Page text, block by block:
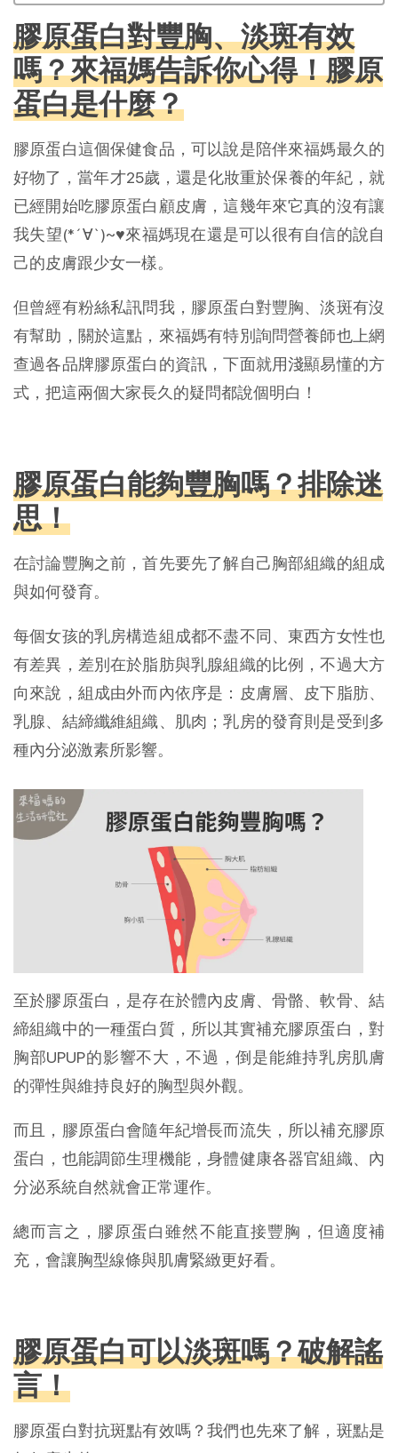
膠原蛋白對豐胸、淡斑有效
嗎？來福媽告訴你心得！膠原
蛋白是什麼？
膠原蛋白這個保健食品，可以說是陪伴來福媽最久的
好物了，當年才25歲，還是化妝重於保養的年紀，就
已經開始吃膠原蛋白顧皮膚，這幾年來它真的沒有讓
我失望(*´∀`)~♥來福媽現在還是可以很有自信的說自
己的皮膚跟少女一樣。
但曾經有粉絲私訊問我，膠原蛋白對豐胸、淡斑有沒
有幫助，關於這點，來福媽有特別詢問營養師也上網
查過各品牌膠原蛋白的資訊，下面就用淺顯易懂的方
式，把這兩個大家長久的疑問都說個明白！
膠原蛋白能夠豐胸嗎？排除迷
思！
在討論豐胸之前，首先要先了解自己胸部組織的組成
與如何發育。
每個女孩的乳房構造組成都不盡不同、東西方女性也
有差異，差別在於脂肪與乳腺組織的比例，不過大方
向來說，組成由外而內依序是：皮膚層、皮下脂肪、
乳腺、結締纖維組織、肌肉；乳房的發育則是受到多
種內分泌激素所影響。
至於膠原蛋白，是存在於體內皮膚、骨骼、軟骨、結
締組織中的一種蛋白質，所以其實補充膠原蛋白，對
胸部UPUP的影響不大，不過，倒是能維持乳房肌膚
的彈性與維持良好的胸型與外觀。
而且，膠原蛋白會隨年紀增長而流失，所以補充膠原
蛋白，也能調節生理機能，身體健康各器官組織、內
分泌系統自然就會正常運作。
總而言之，膠原蛋白雖然不能直接豐胸，但適度補
充，會讓胸型線條與肌膚緊緻更好看。
膠原蛋白可以淡斑嗎？破解謠
言！
膠原蛋白對抗斑點有效嗎？我們也先來了解，斑點是